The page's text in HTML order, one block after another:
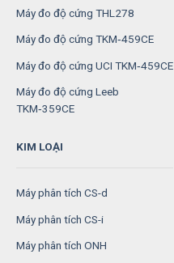
Máy đo độ cứng THL278
Máy đo độ cứng TKM‑459CE
Máy đo độ cứng UCI TKM‑459CE
Máy đo độ cứng Leeb
TKM‑359CE
KIM LOẠI
Máy phân tích CS-d
Máy phân tích CS-i
Máy phân tích ONH